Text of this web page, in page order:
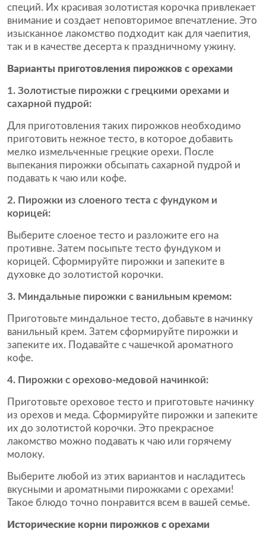
специй. Их красивая золотистая корочка привлекает
внимание и создает неповторимое впечатление. Это
изысканное лакомство подходит как для чаепития,
так и в качестве десерта к праздничному ужину.
Варианты приготовления пирожков с орехами
1. Золотистые пирожки с грецкими орехами и
сахарной пудрой:
Для приготовления таких пирожков необходимо
приготовить нежное тесто, в которое добавить
мелко измельченные грецкие орехи. После
выпекания пирожки обсыпать сахарной пудрой и
подавать к чаю или кофе.
2. Пирожки из слоеного теста с фундуком и
корицей:
Выберите слоеное тесто и разложите его на
противне. Затем посыпьте тесто фундуком и
корицей. Сформируйте пирожки и запеките в
духовке до золотистой корочки.
3. Миндальные пирожки с ванильным кремом:
Приготовьте миндальное тесто, добавьте в начинку
ванильный крем. Затем сформируйте пирожки и
запеките их. Подавайте с чашечкой ароматного
кофе.
4. Пирожки с орехово-медовой начинкой:
Приготовьте ореховое тесто и приготовьте начинку
из орехов и меда. Сформируйте пирожки и запеките
их до золотистой корочки. Это прекрасное
лакомство можно подавать к чаю или горячему
молоку.
Выберите любой из этих вариантов и насладитесь
вкусными и ароматными пирожками с орехами!
Такое блюдо точно понравится всем в вашей семье.
Исторические корни пирожков с орехами